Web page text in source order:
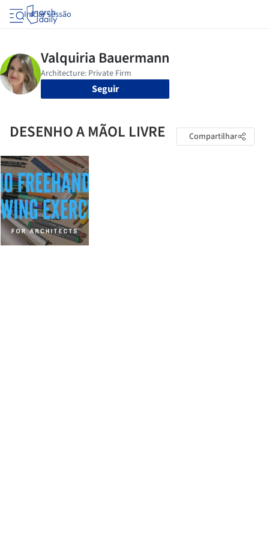
Iniciar sessão
Seguir
DESENHO A MÃOL LIVRE Compartilhar